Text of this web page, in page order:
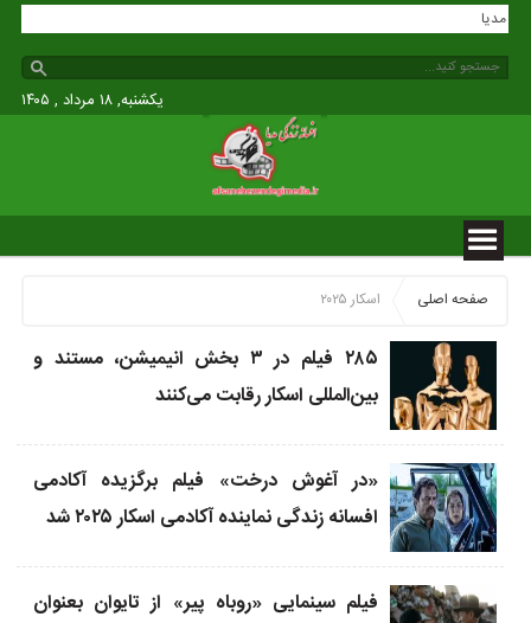
مدیا
یکشنبه, ۱۸ مرداد , ۱۴۰۵
صفحه اصلی اسکار ۲۰۲۵
۲۸۵ فیلم در ۳ بخش انیمیشن، مستند و
بین‌المللی اسکار رقابت می‌کنند
«در آغوش درخت» فیلم برگزیده آکادمی
افسانه زندگی نماینده آکادمی اسکار ۲۰۲۵ شد
فیلم سینمایی «روباه پیر» از تایوان بعنوان